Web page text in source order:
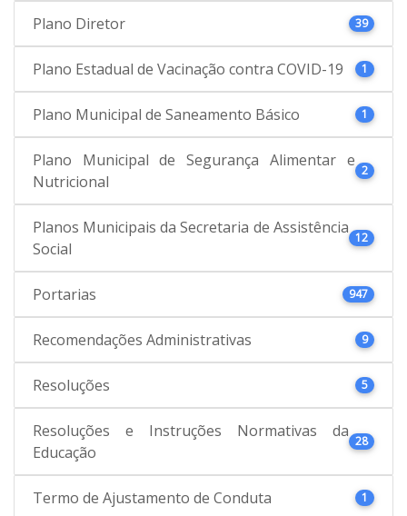
Plano Diretor 39
Plano Estadual de Vacinação contra COVID-19 1
Plano Municipal de Saneamento Básico 1
Plano Municipal de Segurança Alimentar e
Nutricional
2
Planos Municipais da Secretaria de Assistência
Social
12
Portarias 947
Recomendações Administrativas 9
Resoluções 5
Resoluções e Instruções Normativas da
Educação
28
Termo de Ajustamento de Conduta 1